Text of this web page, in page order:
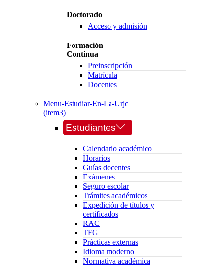
Doctorado
Acceso y admisión
Formación
Continua
Preinscripción
Matrícula
Docentes
Menu-Estudiar-En-La-Urjc
(item3)
Estudiantes
Calendario académico
Horarios
Guías docentes
Exámenes
Seguro escolar
Trámites académicos
Expedición de títulos y
certificados
RAC
TFG
Prácticas externas
Idioma moderno
Normativa académica